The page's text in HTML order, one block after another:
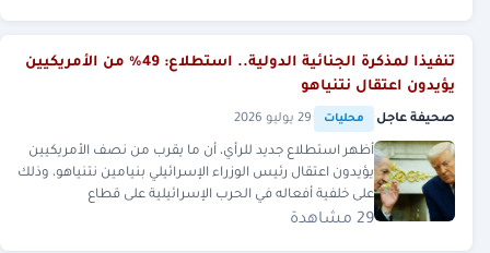
تنفيذا لمذكرة الجنائية الدولية.. استطلاع: 49% من الأمريكيين
يؤيدون اعتقال نتنياهو
صحيفة عاجل محليات 29 يوليو 2026
أظهر استطلاع جديد للرأي، أن ما يقرب من نصف الأمريكيين
يؤيدون اعتقال رئيس الوزراء الإسرائيلي بنيامين نتنياهو، وذلك
على خلفية أفعاله في الحرب الإسرائيلية على قطاع
29 مشاهدة